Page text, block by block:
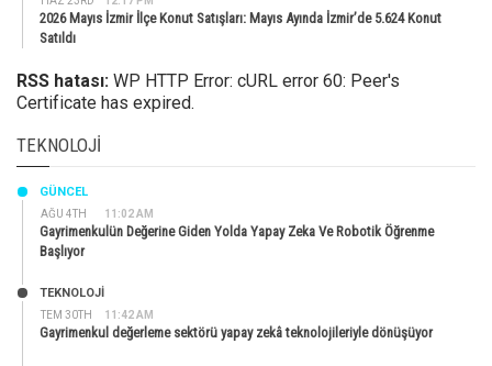
2026 Mayıs İzmir İlçe Konut Satışları: Mayıs Ayında İzmir’de 5.624 Konut
Satıldı
RSS hatası: WP HTTP Error: cURL error 60: Peer's
Certificate has expired.
TEKNOLOJI
AĞU 4TH 11:02 AM
GÜNCEL
Gayrimenkulün Değerine Giden Yolda Yapay Zeka Ve Robotik Öğrenme
Başlıyor
TEM 30TH 11:42 AM
TEKNOLOJİ
Gayrimenkul değerleme sektörü yapay zekâ teknolojileriyle dönüşüyor